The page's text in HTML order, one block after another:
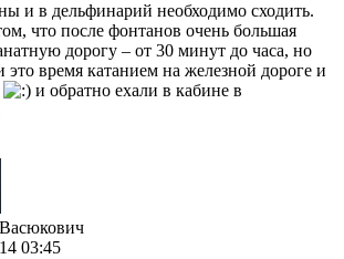
и в дельфинарий необходимо сходить.
что после фонтанов очень большая
дорогу – от 30 минут до часа, но
это время катанием на железной дороге и
и обратно ехали в кабине в
03:45